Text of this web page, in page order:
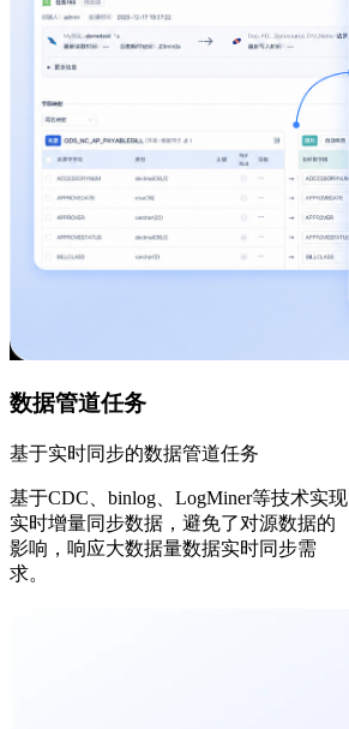
数据管道任务
基于实时同步的数据管道任务
基于CDC、binlog、LogMiner等技术实现
实时增量同步数据，避免了对源数据的
影响，响应大数据量数据实时同步需
求。